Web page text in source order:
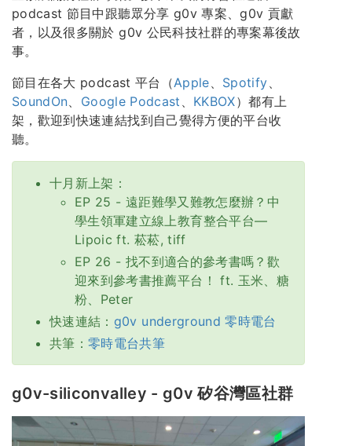
podcast 節目中跟聽眾分享 g0v 專案、g0v 貢獻
者，以及很多關於 g0v 公民科技社群的專案幕後故
事。
節目在各大 podcast 平台（Apple、 Spotify、
SoundOn、 Google Podcast 、 KKBOX）都有上
架，歡迎到快速連結找到自己覺得方便的平台收
聽。
十月新上架：
EP 25 - 遠距難學又難教怎麼辦？中
學生領軍建立線上教育整合平台—
Lipoic ft. 菘菘, tiff
EP 26 - 找不到適合的參考書嗎？歡
迎來到參考書推薦平台！ ft. 玉米、糖
粉、Peter
快速連結： g0v underground 零時電台
共筆：零時電台共筆
g0v-siliconvalley - g0v 矽谷灣區社群